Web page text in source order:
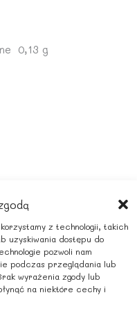
z technologii, takich
uzyskiwania dostępu do
pozwoli nam
podczas przeglądania lub
wyrażenia zgody lub
na niektóre cechy i
0,13 g
miejscu. Chronić
i spożyć w ciągu